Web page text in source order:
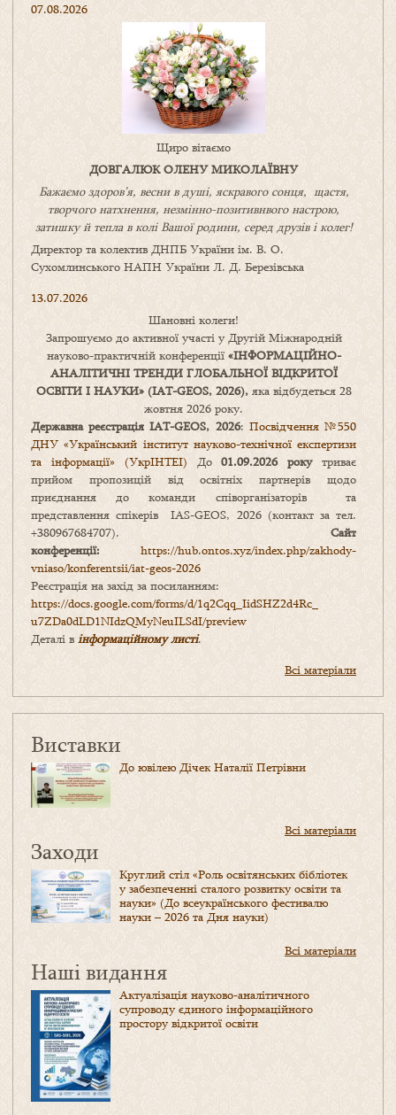
07.08.2026
Щиро вітаємо
ДОВГАЛЮК ОЛЕНУ МИКОЛАЇВНУ
Бажаємо здоров’я, весни в душі, яскравого сонця, щастя,
творчого натхнення, незмінно-позитивнвого настрою,
затишкуйтепла в коліВашоїродини, серед друзів і колег!
Директор та колектив ДНПБ України ім. В. О.
Сухомлинського НАПН України Л. Д. Березівська
13.07.2026
Шановні колеги!
Запрошуємо до активної участі у Другій Міжнародній
науково-практичній конференції «ІНФОРМАЦІЙНО-
АНАЛІТИЧНІ ТРЕНДИ ГЛОБАЛЬНОЇ ВІДКРИТОЇ
ОСВІТИ І НАУКИ» (IAT-GEOS, 2026),яка відбудеться 28
жовтня 2026 року.
Державна реєстрація IAT-GEOS, 2026: Посвідчення №550
ДНУ «Український інститут науково-технічної експертизи
та інформації» (УкрІНТЕІ) До01.09.2026 рокутриває
прийом пропозицій від освітніх партнерів щодо
приєднання до команди співорганізаторів та
представлення спікерів IAS-GEOS, 2026 (контакт за тел.
+380967684707). Сайт
конференції: https://hub.ontos.xyz/index.php/zakhody-
vniaso/konferentsii/iat-geos-2026
Реєстрація на захід за посиланням:
https://docs.google.com/forms/d/1q2Cqq_IidSHZ2d4Rc_
u7ZDa0dLD1NIdzQMyNeuILSdI/preview
Деталі в інформаційному листі.
Всі матеріали
Виставки
До ювілею Дічек Наталії Петрівни
Всі матеріали
Заходи
Круглий стіл «Роль освітянських бібліотек
у забезпеченні сталого розвитку освіти та
науки» (До всеукраїнського фестивалю
науки – 2026 та Дня науки)
Всі матеріали
Наші видання
Актуалізація науково-аналітичного
супроводу єдиного інформаційного
простору відкритої освіти